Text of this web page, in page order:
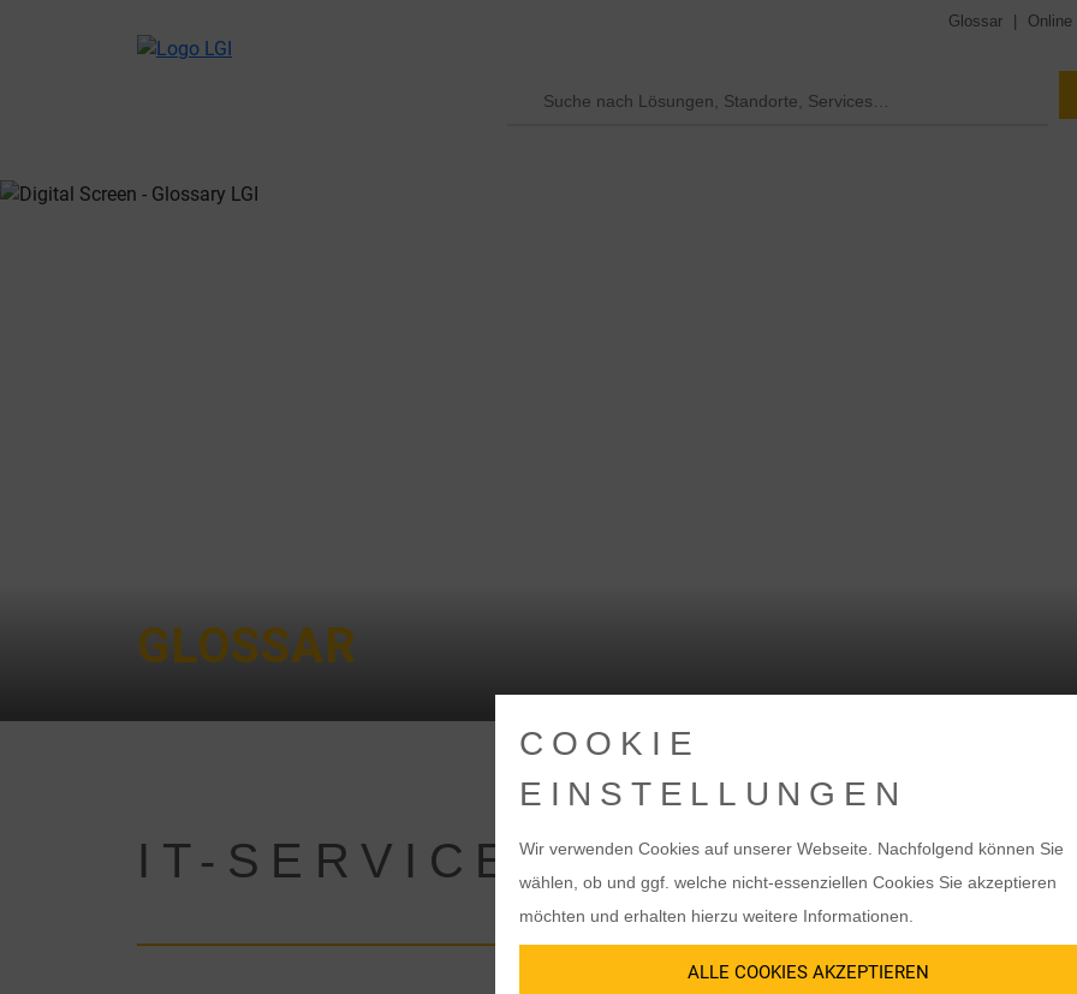
Glossar
GLOSSAR
IT-SERVICES
COOKIE
EINSTELLUNGEN
Wir verwenden Cookies auf unserer Webseite. Nachfolgend können Sie
wählen, ob und ggf. welche nicht-essenziellen Cookies Sie akzeptieren
möchten und erhalten hierzu weitere Informationen.
ALLE COOKIES AKZEPTIEREN